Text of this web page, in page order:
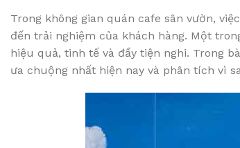
Trong không gian quán cafe sân vườn,
đến trải nghiệm của khách hàng. Một
hiệu quả, tinh tế và đầy tiện nghi. Trong
ưa chuộng nhất hiện nay và phân tích vì